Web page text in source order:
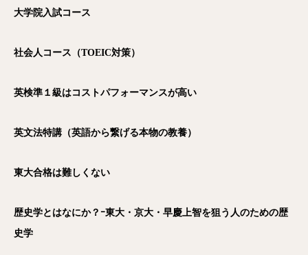
大学院入試コース
社会人コース（TOEIC対策）
英検準１級はコストパフォーマンスが高い
英文法特講（英語から繋げる本物の教養）
東大合格は難しくない
歴史学とはなにか？ｰ東大・京大・早慶上智を狙う人のための歴
史学